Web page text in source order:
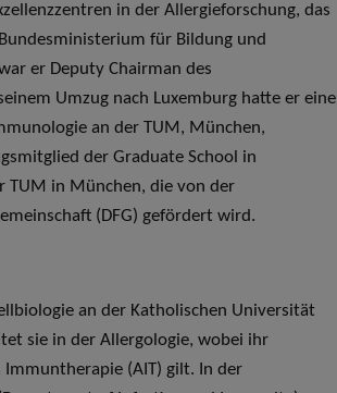
in der Allergieforschung, das
für Bildung und
er Deputy Chairman des
Umzug nach Luxemburg hatte er eine
an der TUM, München,
der Graduate School in
TUM in München, die von der
(DFG) gefördert wird.
an der Katholischen Universität
sie in der Allergologie, wobei ihr
Immuntherapie (AIT) gilt. In der